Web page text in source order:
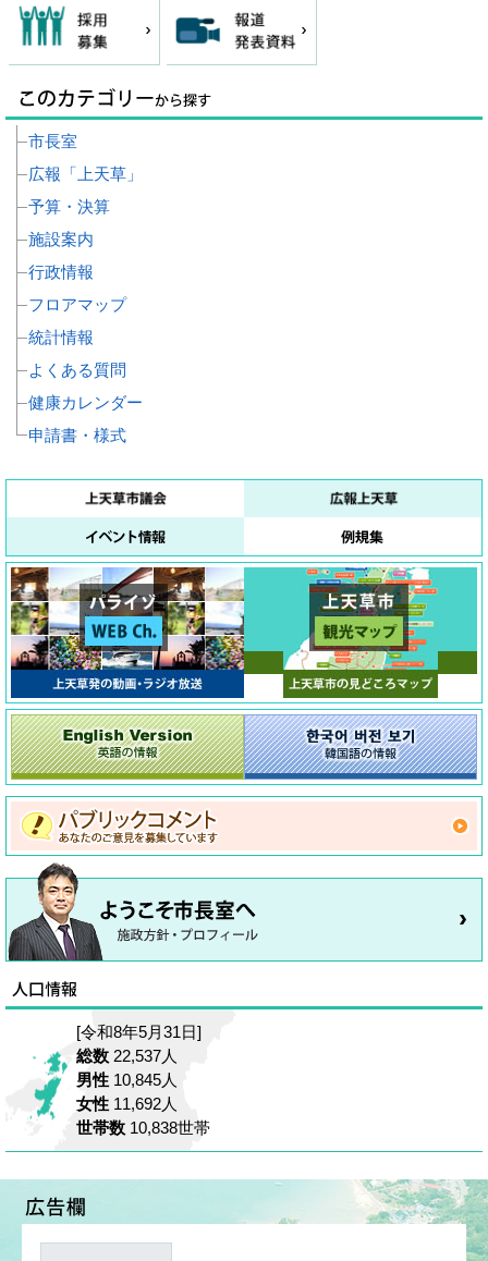
市長室
広報「上天草」
予算・決算
施設案内
行政情報
フロアマップ
統計情報
よくある質問
健康カレンダー
申請書・様式
[令和8年5月31日]
総数 22,537人
男性 10,845人
女性 11,692人
世帯数 10,838世帯